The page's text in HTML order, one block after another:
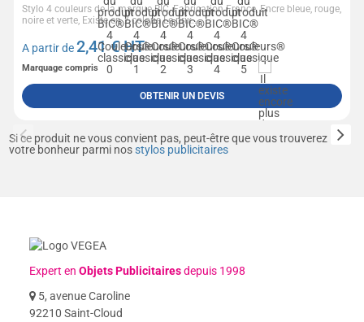
Stylo 4 couleurs de la marque BIC, Fabrication France, Encre bleue, rouge,
noire et verte, Existe en 7 coloris Le prix...
A partir de2,41€ HT
Marquage compris
OBTENIR UN DEVIS
Si ce produit ne vous convient pas, peut-être que vous trouverez
votre bonheur parmi nosstylos publicitaires
Expert enObjets Publicitairesdepuis 1998
5, avenue Caroline
92210 Saint-Cloud